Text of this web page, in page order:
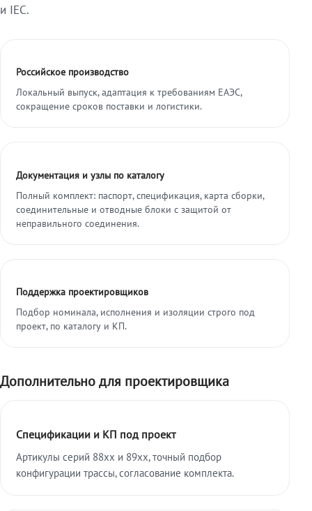
и IEC.
Российское производство
Локальный выпуск, адаптация к требованиям ЕАЭС,
сокращение сроков поставки и логистики.
Документация и узлы по каталогу
Полный комплект: паспорт, спецификация, карта сборки,
соединительные и отводные блоки с защитой от
неправильного соединения.
Поддержка проектировщиков
Подбор номинала, исполнения и изоляции строго под
проект, по каталогу и КП.
Дополнительно для проектировщика
Спецификации и КП под проект
Артикулы серий 88xx и 89xx, точный подбор
конфигурации трассы, согласование комплекта.